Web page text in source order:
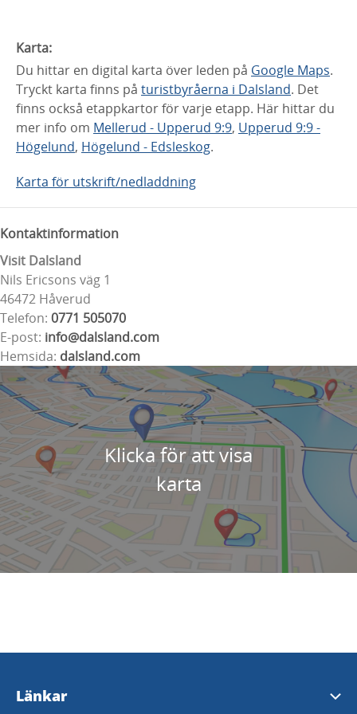
Karta:
Du hittar en digital karta över leden på Google Maps.
Tryckt karta finns på turistbyråerna i Dalsland. Det
finns också etappkartor för varje etapp. Här hittar du
mer info om Mellerud - Upperud 9:9, Upperud 9:9 -
Högelund, Högelund - Edsleskog.
Karta för utskrift/nedladdning
Kontaktinformation
Visit Dalsland
Nils Ericsons väg 1
46472 Håverud
Telefon: 0771 505070
E-post: info@dalsland.com
Hemsida: dalsland.com
Klicka för att visa
karta
Länkar